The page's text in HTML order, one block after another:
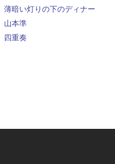
薄暗い灯りの下のディナー
山本準
四重奏